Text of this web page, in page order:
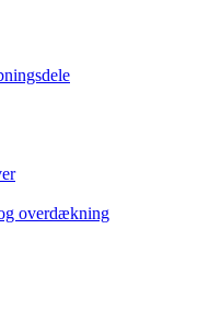
overdækning